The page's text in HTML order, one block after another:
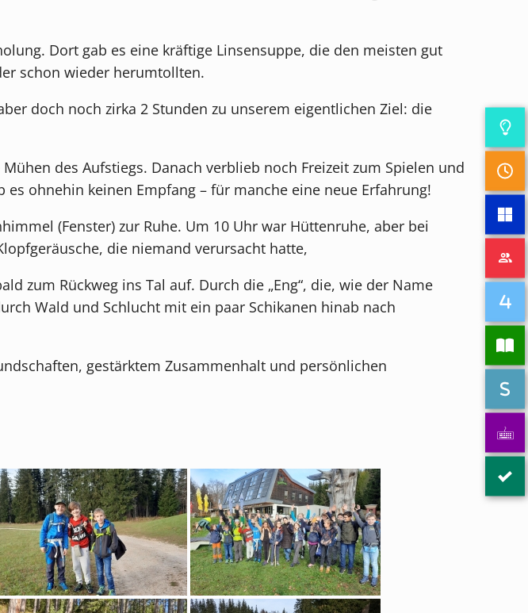
Dort gab es eine kräftige Linsensuppe, die den meisten gut
schon wieder herumtollten.
doch noch zirka 2 Stunden zu unserem eigentlichen Ziel: die
des Aufstiegs. Danach verblieb noch Freizeit zum Spielen und
ohnehin keinen Empfang – für manche eine neue Erfahrung!
(Fenster) zur Ruhe. Um 10 Uhr war Hüttenruhe, aber bei
die niemand verursacht hatte,
zum Rückweg ins Tal auf. Durch die „Eng“, die, wie der Name
Wald und Schlucht mit ein paar Schikanen hinab nach
gestärktem Zusammenhalt und persönlichen